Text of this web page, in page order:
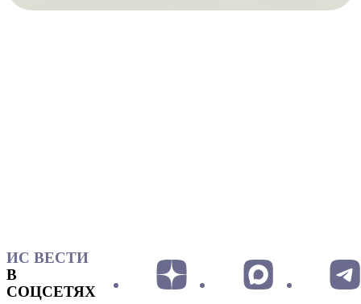
ИС ВЕСТИ
В
СОЦСЕТЯХ